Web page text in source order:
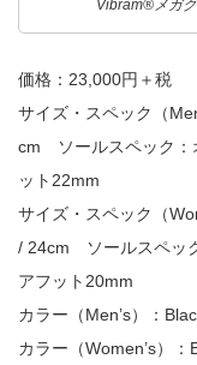
Vibram®メガ
価格：23,000円＋税
サイズ・スペック（
cm ソールスペック：
ット22mm
サイズ・スペック（
/ 24cm ソールスペッ
アフット20mm
カラー（Men’s）：
カラー（Women’s）